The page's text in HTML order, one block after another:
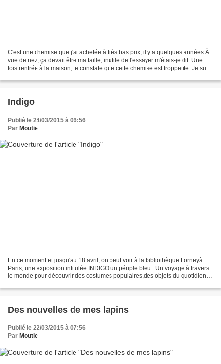
C'est une chemise que j'ai achetée à très bas prix, il y a quelques années.À
vue de nez, ça devait être ma taille, inutile de l'essayer m'étais-je dit. Une
fois rentrée à la maison, je constate que cette chemise est troppetite. Je suis
Indigo
Publié le 24/03/2015 à 06:56
Par Moutie
En ce moment et jusqu'au 18 avril, on peut voir à la bibliothèque Forneyà
Paris, une exposition intitulée INDIGO un périple bleu : Un voyage à travers
le monde pour découvrir des costumes populaires,des objets du quotidien
Des nouvelles de mes lapins
Publié le 22/03/2015 à 07:56
Par Moutie